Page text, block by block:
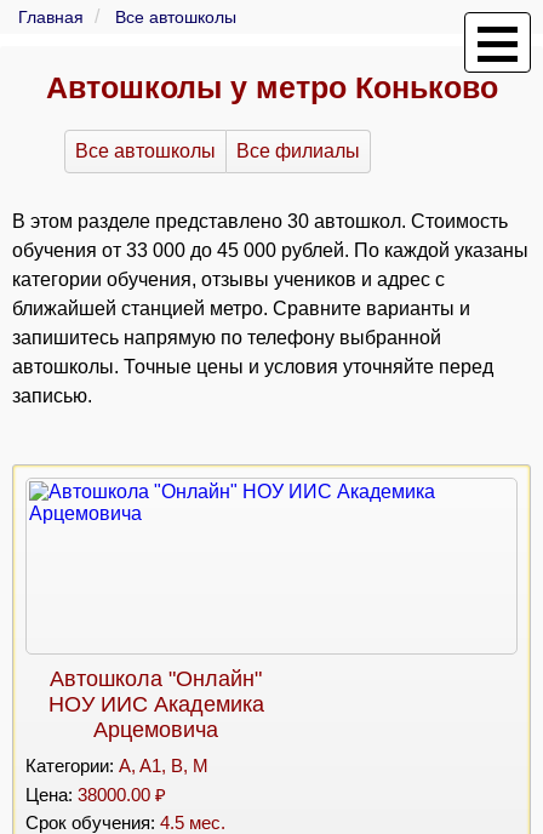
Главная Все автошколы
Автошколы у метро Коньково
Все автошколы Все филиалы
В этом разделе представлено 30 автошкол. Стоимость
обучения от 33 000 до 45 000 рублей. По каждой указаны
категории обучения, отзывы учеников и адрес с
ближайшей станцией метро. Сравните варианты и
запишитесь напрямую по телефону выбранной
автошколы. Точные цены и условия уточняйте перед
записью.
Автошкола "Онлайн"
НОУ ИИС Академика
Арцемовича
Категории: A, A1, B, M
Цена: 38000.00 ₽
Срок обучения: 4.5 мес.